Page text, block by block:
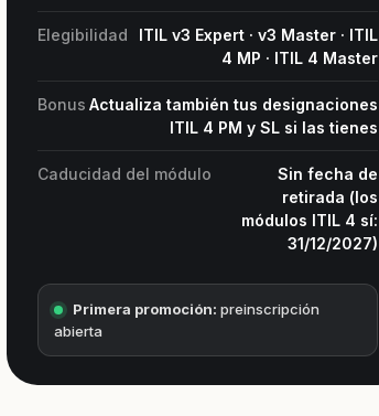
Elegibilidad
ITIL v3 Expert · v3 Master · ITIL
4 MP · ITIL 4 Master
Bonus Actualiza también tus designaciones
ITIL 4 PM y SL si las tienes
Caducidad del módulo
Sin fecha de
retirada (los
módulos ITIL 4 sí:
31/12/2027)
Primera promoción: preinscripción
abierta